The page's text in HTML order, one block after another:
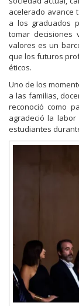
acelerado avance
a los graduados
tomar decisiones
valores es un
que los futuros
éticos.
Uno de los
a las familias,
reconoció como
agradeció la
estudiantes